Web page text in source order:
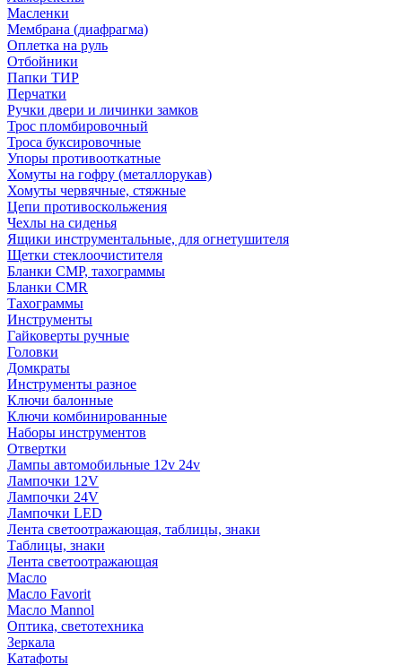
Масленки
Мембрана (диафрагма)
Оплетка на руль
Отбойники
Папки ТИР
Перчатки
Ручки двери и личинки замков
Трос пломбировочный
Троса буксировочные
Упоры противооткатные
Хомуты на гофру (металлорукав)
Хомуты червячные, стяжные
Цепи противоскольжения
Чехлы на сиденья
Ящики инструментальные, для огнетушителя
Щетки стеклоочистителя
Бланки СМР, тахограммы
Бланки CMR
Тахограммы
Инструменты
Гайковерты ручные
Головки
Домкраты
Инструменты разное
Ключи балонные
Ключи комбинированные
Наборы инструментов
Отвертки
Лампы автомобильные 12v 24v
Лампочки 12V
Лампочки 24V
Лампочки LED
Лента светоотражающая, таблицы, знаки
Таблицы, знаки
Лента светоотражающая
Масло
Масло Favorit
Масло Mannol
Оптика, светотехника
Зеркала
Катафоты